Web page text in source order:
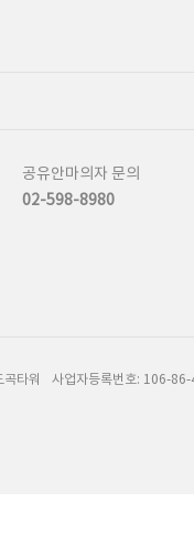
공유안마의자 문의
02-598-8980
타워 사업자등록번호: 106-